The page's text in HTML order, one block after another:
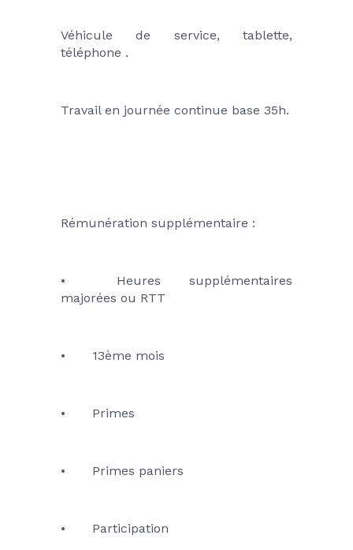
Véhicule de service, tablette,
téléphone .
Travail en journée continue base 35h.
Rémunération supplémentaire :
•	Heures supplémentaires
majorées ou RTT
•	13ème mois
•	Primes
•	Primes paniers
•	Participation